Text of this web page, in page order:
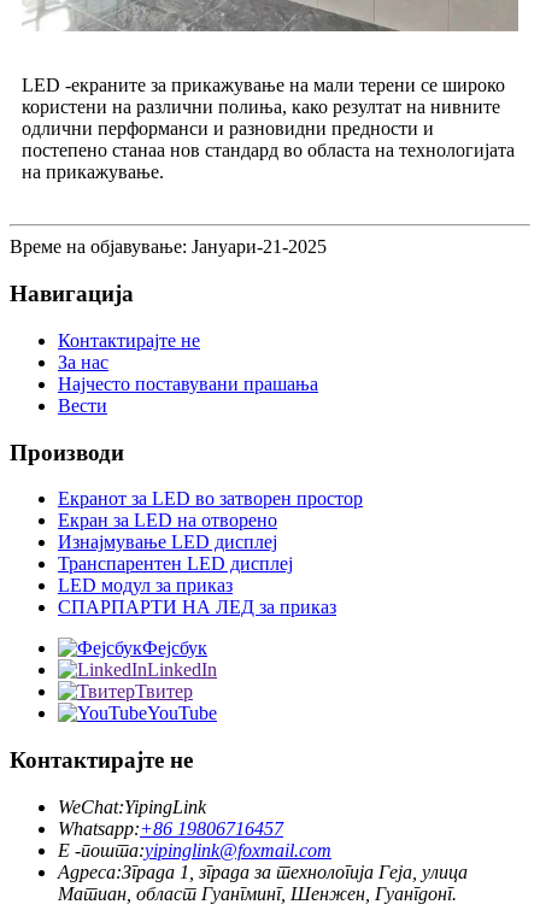
LED -екраните за прикажување на мали терени се широко
користени на различни полиња, како резултат на нивните
одлични перформанси и разновидни предности и
постепено станаа нов стандард во областа на технологијата
на прикажување.
Време на објавување: Јануари-21-2025
Навигација
Контактирајте не
За нас
Најчесто поставувани прашања
Вести
Производи
Екранот за LED во затворен простор
Екран за LED на отворено
Изнајмување LED дисплеј
Транспарентен LED дисплеј
LED модул за приказ
СПАРПАРТИ НА ЛЕД за приказ
Фејсбук
LinkedIn
Твитер
YouTube
Контактирајте не
WeChat:YipingLink
Whatsapp:+86 19806716457
Е -пошта:yipinglink@foxmail.com
Адреса:Зграда 1, зграда за технологија Геја, улица
Матиан, област Гуангминг, Шенжен, Гуангдонг.